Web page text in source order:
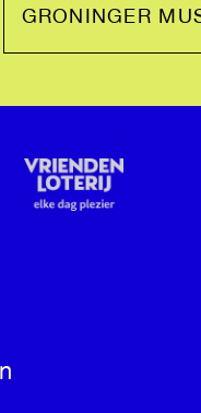
GRONINGER